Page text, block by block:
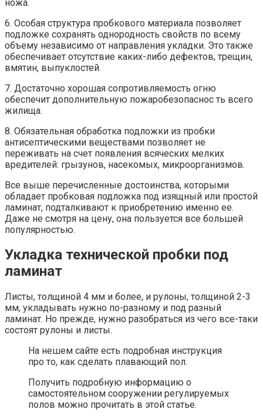
ножа.
6. Особая структура пробкового материала позволяет
подложке сохранять однородность свойств по всему
объему независимо от направления укладки. Это также
обеспечивает отсутствие каких-либо дефектов, трещин,
вмятин, выпуклостей.
7. Достаточно хорошая сопротивляемость огню
обеспечит дополнительную пожаробезопаснос ть всего
жилища.
8. Обязательная обработка подложки из пробки
антисептическими веществами позволяет не
переживать на счет появления всяческих мелких
вредителей: грызунов, насекомых, микроорганизмов.
Все выше перечисленные достоинства, которыми
обладает пробковая подложка под изящный или простой
ламинат, подталкивают к приобретению именно ее.
Даже не смотря на цену, она пользуется все большей
популярностью.
Укладка технической пробки под
ламинат
Листы, толщиной 4 мм и более, и рулоны, толщиной 2-3
мм, укладывать нужно по-разному и под разный
ламинат. Но прежде, нужно разобраться из чего все-таки
состоят рулоны и листы.
На нешем сайте есть подробная инструкция
про то, как сделать плавающий пол.
Получить подробную информацию о
самостоятельном сооружении регулируемых
полов можно прочитать в этой статье.